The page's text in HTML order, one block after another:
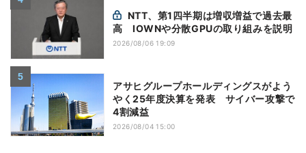
高 IOWNや分散GPUの取り組みを説明
2026/08/06 19:09
アサヒグループホールディングスがよう
やく25年度決算を発表 サイバー攻撃で
4割減益
2026/08/04 15:00